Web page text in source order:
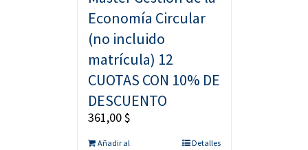
Economía Circular
(no incluido
matrícula) 12
CUOTAS CON 10% DE
DESCUENTO
361,00$
Añadir al
Detalles